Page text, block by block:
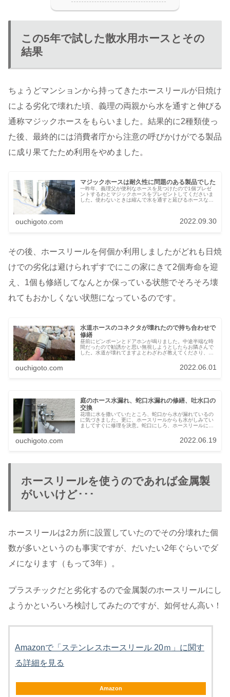
この5年で試した散水用ホースとその
結果
ちょうどマンションから持ってきたホースリールが日焼け
による劣化で壊れた頃、義理の両親から水を通すと伸びる
通称マジックホースをもらいました。結果的に2種類使っ
た後、最終的には消費者庁から注意の呼びかけがでる製品
に成り果てたため利用をやめました。
マジックホースは耐久性に問題のある製品でした
一昨年、義理父が便利なホースを見つけたので1個プレゼ
ントするわとマジックホースをプレゼントしてくださいま
した。使わないときは縮んで水を通すと延びるホースなの
ouchigoto.com 2022.09.30
その後、ホースリールを何個か利用しましたがどれも日焼
けでの劣化は避けられずすでにこの家にきて2個寿命を迎
え、1個も修繕してなんとか保っている状態でそろそろ壊
れてもおかしくない状態になっているのです。
水道ホースのコネクタが壊れたので持ち合わせで
修繕
昼前にピンポーンとドアホンが鳴りました。中途半端な時
間だったので勧誘かと思い無視しようとしたらお隣さんで
した。水道が壊れてますよとわざわざ教えてくださり、見
ouchigoto.com 2022.06.01
庭のホース水漏れ、蛇口水漏れの修繕、吐水口の
交換
花壇に水を撒いていたところ、蛇口から水が漏れているの
に気づきました。更に、ホースリールからも水がしみてい
ましてすぐに修理を決意。蛇口にしろ、ホースリールにし
ouchigoto.com 2022.06.19
ホースリールを使うのであれば金属製
がいいけど･･･
ホースリールは2カ所に設置していたのでその分壊れた個
数が多いというのも事実ですが、だいたい2年ぐらいでダ
メになります（もって3年）。
プラスチックだと劣化するので金属製のホースリールにし
ようかといろいろ検討してみたのですが、如何せん高い！
Amazonで「ステンレスホースリール 20ｍ」に関す
る詳細を見る
Amazon